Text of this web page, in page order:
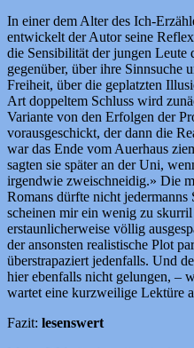
In einer dem Alter des Ich-
entwickelt der Autor seine
die Sensibilität der jungen Leute
gegenüber, über ihre Sinnsuche
Freiheit, über die geplatzten
Art doppeltem Schluss wird
Variante von den Erfolgen der
vorausgeschickt, der dann die
war das Ende vom Auerhaus
sagten sie später an der Uni,
irgendwie zweischneidig.» Die
Romans dürfte nicht jedermanns
scheinen mir ein wenig zu
erstaunlicherweise völlig
der ansonsten realistische Plot
überstrapaziert jedenfalls. Und
hier ebenfalls nicht gelungen, –
wartet eine kurzweilige Lektüre
Fazit: lesenswert